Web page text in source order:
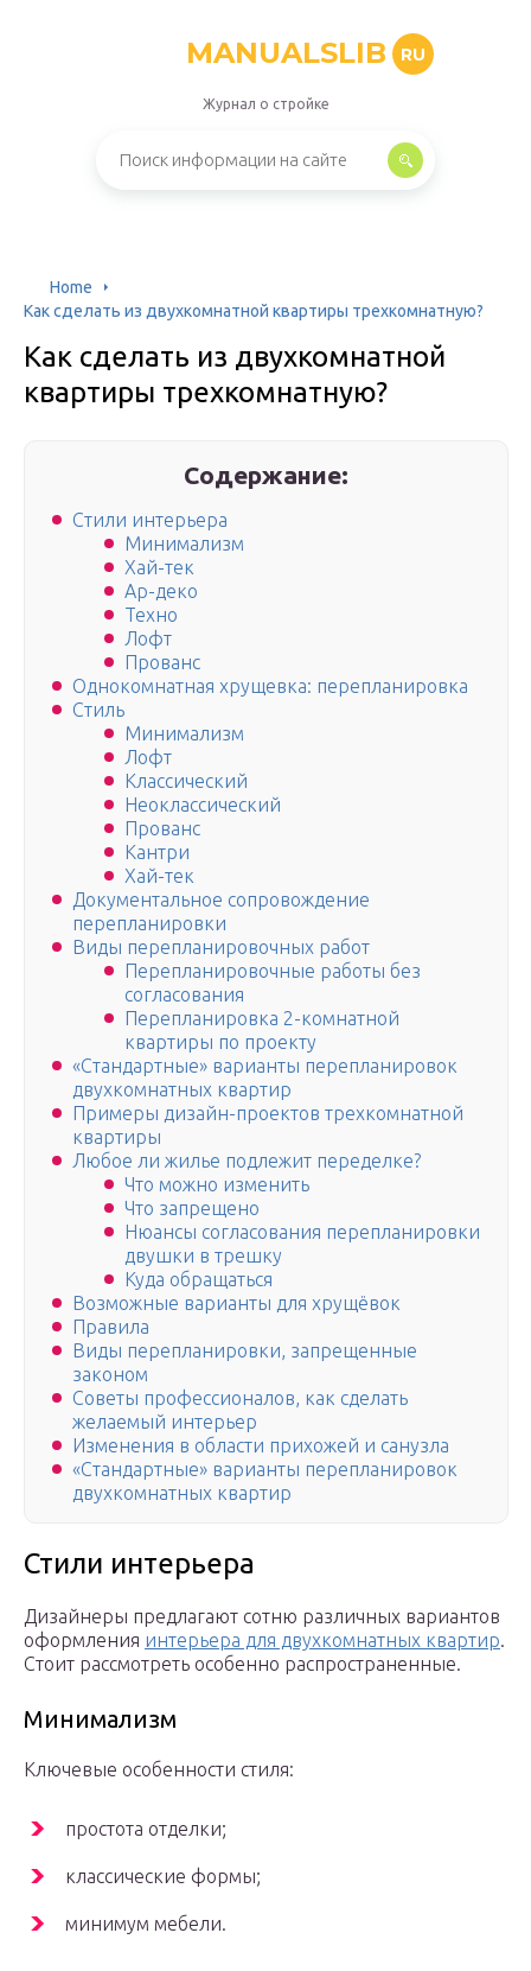
MANUALSLIB RU
Журнал о стройке
Home
Как сделать из двухкомнатной квартиры трехкомнатную?
Как сделать из двухкомнатной
квартиры трехкомнатную?
Содержание:
Стили интерьера
Минимализм
Хай-тек
Ар-деко
Техно
Лофт
Прованс
Однокомнатная хрущевка: перепланировка
Стиль
Минимализм
Лофт
Классический
Неоклассический
Прованс
Кантри
Хай-тек
Документальное сопровождение
перепланировки
Виды перепланировочных работ
Перепланировочные работы без
согласования
Перепланировка 2-комнатной
квартиры по проекту
«Стандартные» варианты перепланировок
двухкомнатных квартир
Примеры дизайн-проектов трехкомнатной
квартиры
Любое ли жилье подлежит переделке?
Что можно изменить
Что запрещено
Нюансы согласования перепланировки
двушки в трешку
Куда обращаться
Возможные варианты для хрущёвок
Правила
Виды перепланировки, запрещенные
законом
Советы профессионалов, как сделать
желаемый интерьер
Изменения в области прихожей и санузла
«Стандартные» варианты перепланировок
двухкомнатных квартир
Стили интерьера
Дизайнеры предлагают сотню различных вариантов
оформления интерьера для двухкомнатных квартир.
Стоит рассмотреть особенно распространенные.
Минимализм
Ключевые особенности стиля:
простота отделки;
классические формы;
минимум мебели.